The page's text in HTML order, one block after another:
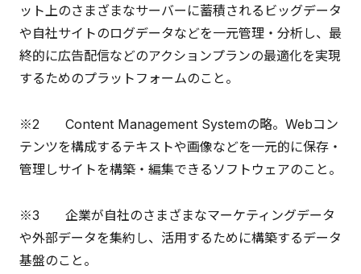
ット上のさまざまなサーバーに蓄積されるビッグデータ
や自社サイトのログデータなどを一元管理・分析し、最
終的に広告配信などのアクションプランの最適化を実現
するためのプラットフォームのこと。
※2 Content Management Systemの略。Webコン
テンツを構成するテキストや画像などを一元的に保存・
管理しサイトを構築・編集できるソフトウェアのこと。
※3 企業が自社のさまざまなマーケティングデータ
や外部データを集約し、活用するために構築するデータ
基盤のこと。